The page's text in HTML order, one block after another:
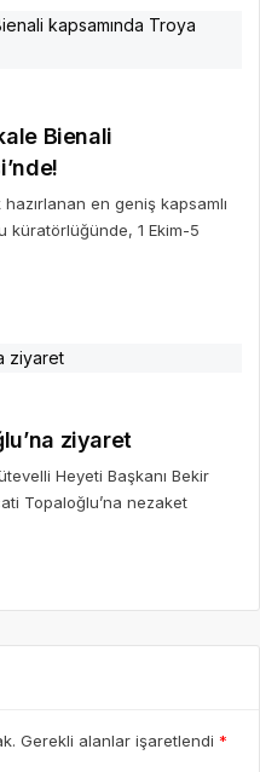
Bienali
en geniş kapsamlı
küratörlüğünde, 1 Ekim-5
ziyaret
Heyeti Başkanı Bekir
Topaloğlu’na nezaket
Gerekli alanlar işaretlendi *